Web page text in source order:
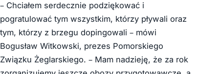
– Chciałem serdecznie podziękować i
pogratulować tym wszystkim, którzy pływali oraz
tym, którzy z brzegu dopingowali – mówi
Bogusław Witkowski, prezes Pomorskiego
Związku Żeglarskiego. – Mam nadzieję, że za rok